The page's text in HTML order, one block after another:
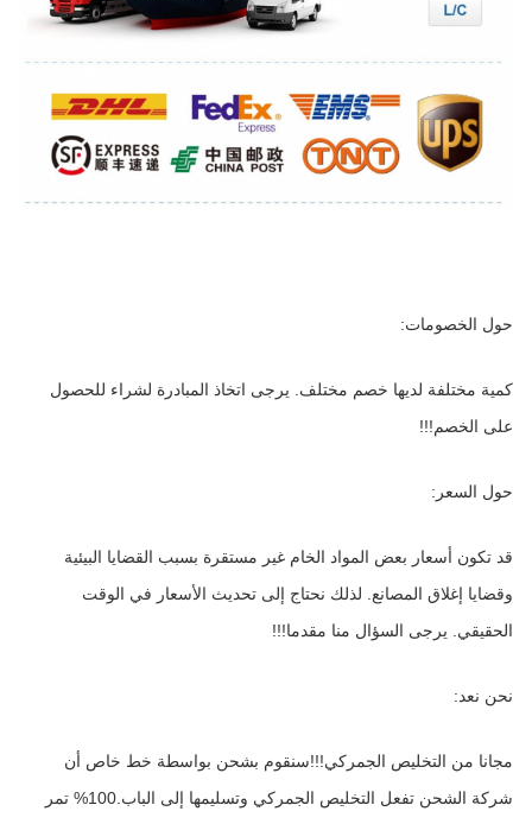
حول الخصومات:
على الخصم!!!
حول السعر:
قد تكون أسعار بعض المواد الخام غير مستقرة بسبب القضايا البيئية
وقضايا إغلاق المصانع. لذلك نحتاج إلى تحديث الأسعار في الوقت
الحقيقي. يرجى السؤال منا مقدما!!!
نحن نعد:
مجانا من التخليص الجمركي!!!سنقوم بشحن بواسطة خط خاص أن
شركة الشحن تفعل التخليص الجمركي وتسليمها إلى الباب.100% تمر